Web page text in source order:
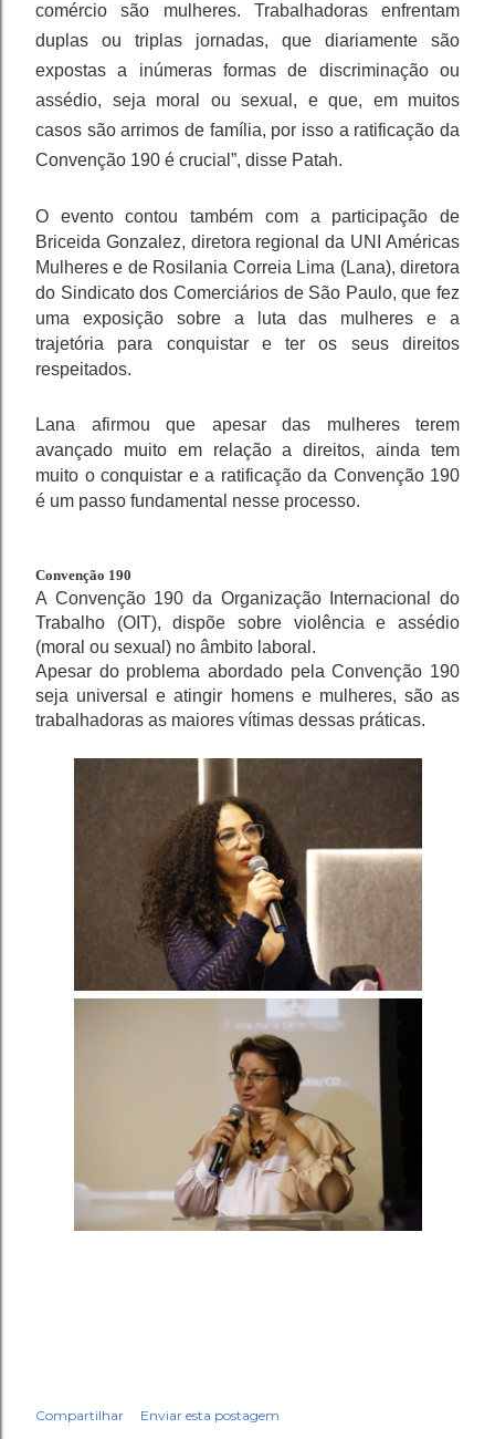
comércio são mulheres. Trabalhadoras enfrentam
duplas ou triplas jornadas, que diariamente são
expostas a inúmeras formas de discriminação ou
assédio, seja moral ou sexual, e que, em muitos
casos são arrimos de família, por isso a ratificação da
Convenção 190 é crucial”, disse Patah.
O evento contou também com a participação de
Briceida Gonzalez, diretora regional da UNI Américas
Mulheres e de Rosilania Correia Lima (Lana), diretora
do Sindicato dos Comerciários de São Paulo, que fez
uma exposição sobre a luta das mulheres e a
trajetória para conquistar e ter os seus direitos
respeitados.
Lana afirmou que apesar das mulheres terem
avançado muito em relação a direitos, ainda tem
muito o conquistar e a ratificação da Convenção 190
é um passo fundamental nesse processo.
Convenção 190
A Convenção 190 da Organização Internacional do
Trabalho (OIT), dispõe sobre violência e assédio
(moral ou sexual) no âmbito laboral.
Apesar do problema abordado pela Convenção 190
seja universal e atingir homens e mulheres, são as
trabalhadoras as maiores vítimas dessas práticas.
Compartilhar Enviar esta postagem